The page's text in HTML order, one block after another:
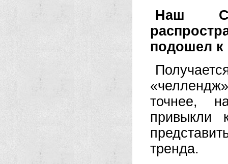
Наш
подошел к
точнее,
привыкли
тренда.